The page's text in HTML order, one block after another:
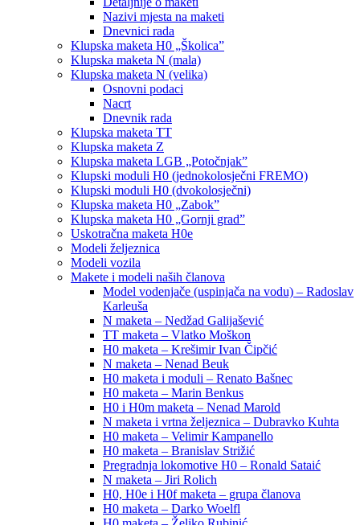
Nazivi mjesta na maketi
Dnevnici rada
Klupska maketa H0 „Školica”
Klupska maketa N (mala)
Klupska maketa N (velika)
Osnovni podaci
Nacrt
Dnevnik rada
Klupska maketa TT
Klupska maketa Z
Klupska maketa LGB „Potočnjak”
Klupski moduli H0 (jednokolosječni FREMO)
Klupski moduli H0 (dvokolosječni)
Klupska maketa H0 „Zabok”
Klupska maketa H0 „Gornji grad”
Uskotračna maketa H0e
Modeli željeznica
Modeli vozila
Makete i modeli naših članova
Model vodenjače (uspinjača na vodu) – Radoslav
Karleuša
N maketa – Nedžad Galijašević
TT maketa – Vlatko Moškon
H0 maketa – Krešimir Ivan Čipčić
N maketa – Nenad Beuk
H0 maketa i moduli – Renato Bašnec
H0 maketa – Marin Benkus
H0 i H0m maketa – Nenad Marold
N maketa i vrtna željeznica – Dubravko Kuhta
H0 maketa – Velimir Kampanello
H0 maketa – Branislav Strižić
Pregradnja lokomotive H0 – Ronald Sataić
N maketa – Jiri Rolich
H0, H0e i H0f maketa – grupa članova
H0 maketa – Darko Woelfl